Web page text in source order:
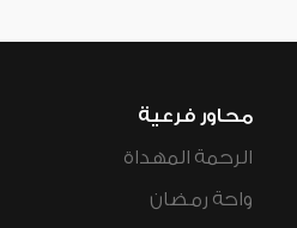
محاور فرعية
الرحمة المهداة
واحة رمضان